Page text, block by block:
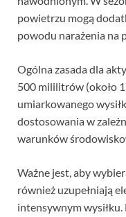
powietrzu mogą
powodu narażenia na
Ogólna zasada dla
500 mililitrów (około
umiarkowanego
dostosowania w
warunków
Ważne jest, aby
również uzupełniają
intensywnym